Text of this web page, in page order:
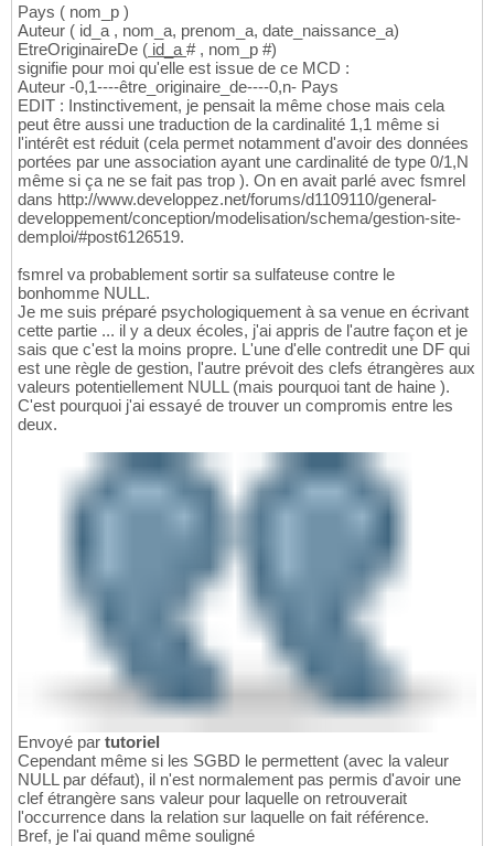
Pays ( nom_p )
Auteur ( id_a , nom_a, prenom_a, date_naissance_a)
EtreOriginaireDe ( id_a # , nom_p #)
signifie pour moi qu'elle est issue de ce MCD :
Auteur -0,1----être_originaire_de----0,n- Pays
EDIT : Instinctivement, je pensait la même chose mais cela
peut être aussi une traduction de la cardinalité 1,1 même si
l'intérêt est réduit (cela permet notamment d'avoir des données
portées par une association ayant une cardinalité de type 0/1,N
même si ça ne se fait pas trop ). On en avait parlé avec fsmrel
dans http://www.developpez.net/forums/d1109110/general-
developpement/conception/modelisation/schema/gestion-site-
demploi/#post6126519.
fsmrel va probablement sortir sa sulfateuse contre le
bonhomme NULL.
Je me suis préparé psychologiquement à sa venue en écrivant
cette partie ... il y a deux écoles, j'ai appris de l'autre façon et je
sais que c'est la moins propre. L'une d'elle contredit une DF qui
est une règle de gestion, l'autre prévoit des clefs étrangères aux
valeurs potentiellement NULL (mais pourquoi tant de haine ).
C'est pourquoi j'ai essayé de trouver un compromis entre les
deux.
Envoyé par tutoriel
Cependant même si les SGBD le permettent (avec la valeur
NULL par défaut), il n'est normalement pas permis d'avoir une
clef étrangère sans valeur pour laquelle on retrouverait
l'occurrence dans la relation sur laquelle on fait référence.
Bref, je l'ai quand même souligné